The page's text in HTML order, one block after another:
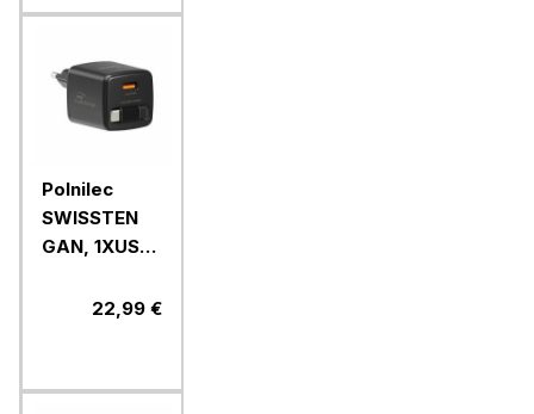
Polnilec
SWISSTEN
GAN, 1XUSB-
C kabel,22,99 €